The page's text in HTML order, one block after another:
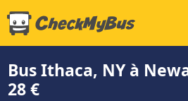
Bus Ithaca, NY à
28 €